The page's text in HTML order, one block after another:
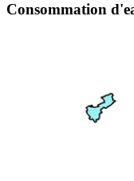
Consommation